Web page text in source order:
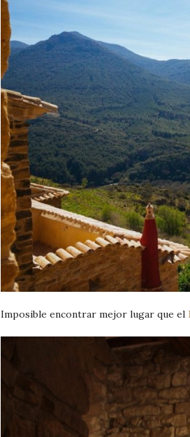
Imposible encontrar mejor lugar que el